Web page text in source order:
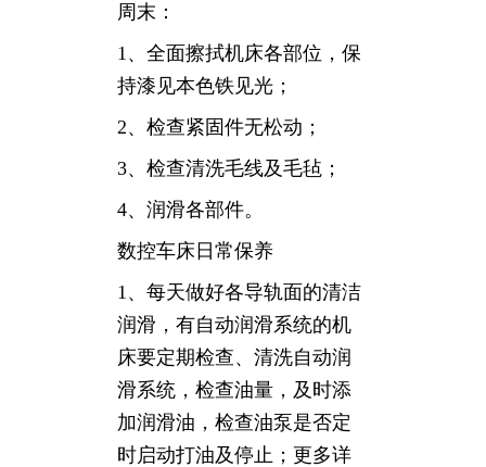
周末：
1、全面擦拭机床各部位，保
持漆见本色铁见光；
2、检查紧固件无松动；
3、检查清洗毛线及毛毡；
4、润滑各部件。
数控车床日常保养
1、每天做好各导轨面的清洁
润滑，有自动润滑系统的机
床要定期检查、清洗自动润
滑系统，检查油量，及时添
加润滑油，检查油泵是否定
时启动打油及停止；更多详